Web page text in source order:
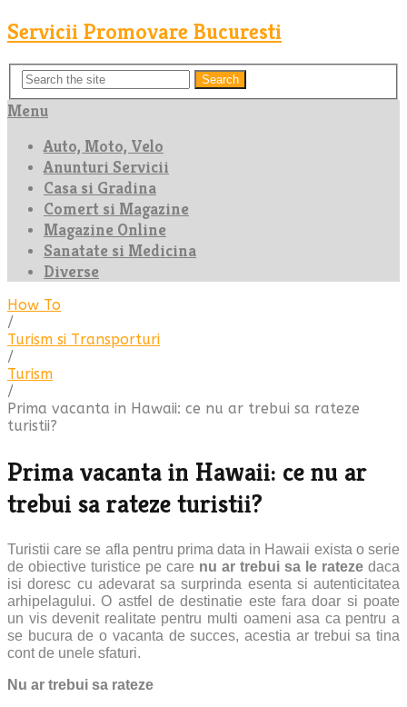
Servicii Promovare Bucuresti
Search
Menu
Auto, Moto, Velo
Anunturi Servicii
Casa si Gradina
Comert si Magazine
Magazine Online
Sanatate si Medicina
Diverse
How To
/
Turism si Transporturi
/
Turism
/
Prima vacanta in Hawaii: ce nu ar trebui sa rateze
turistii?
Prima vacanta in Hawaii: ce nu ar
trebui sa rateze turistii?
Turistii care se afla pentru prima data in Hawaii exista o serie
de obiective turistice pe care nu ar trebui sa le rateze daca
isi doresc cu adevarat sa surprinda esenta si autenticitatea
arhipelagului. O astfel de destinatie este fara doar si poate
un vis devenit realitate pentru multi oameni asa ca pentru a
se bucura de o vacanta de succes, acestia ar trebui sa tina
cont de unele sfaturi.
Nu ar trebui sa rateze